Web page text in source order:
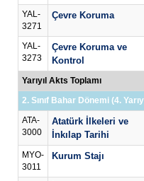
YAL-
3271
Çevre Koruma
YAL-
3273
Çevre Koruma ve
Kontrol
Yarıyıl Akts Toplamı
2. Sınıf Bahar Dönemi (4.
ATA-
3000
Atatürk İlkeleri ve
İnkılap Tarihi
MYO-
3011
Kurum Stajı